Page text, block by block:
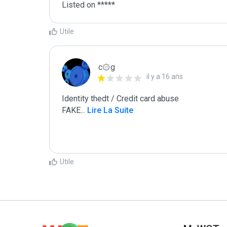
Listed on *****
Utile
c۞g
il y a 16 ans
Identity thedt / Credit card abuse
FAKE... Lire La Suite
Utile